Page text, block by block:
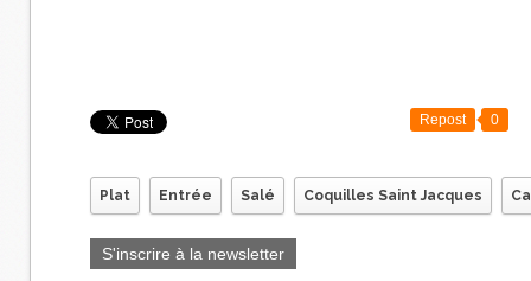
Repost 0
Plat Entrée Salé Coquilles Saint Jacques
S'inscrire à la newsletter